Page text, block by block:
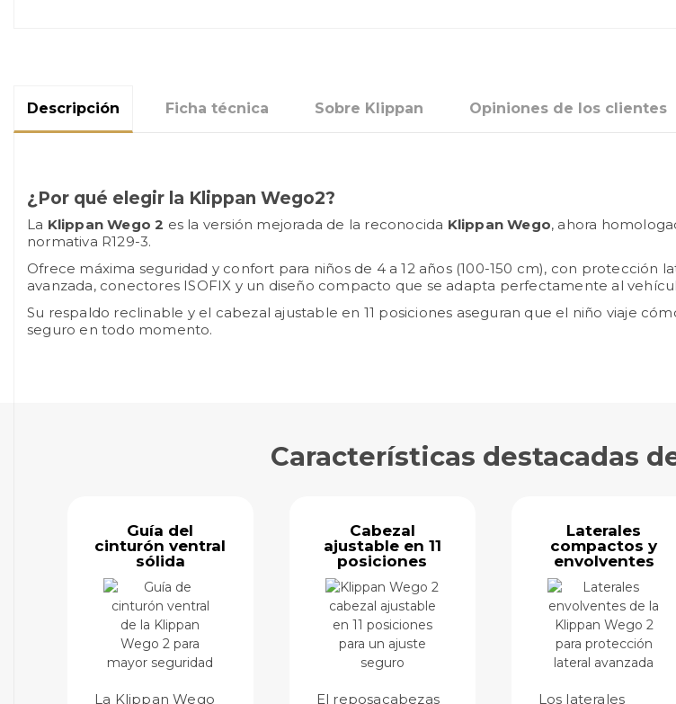
Descripción Ficha técnica Sobre Klippan Opiniones de los clientes
¿Por qué elegir la Klippan Wego2?
La Klippan Wego 2 es la versión mejorada de la reconocida Klippan Wego, ahora
normativa R129-3.
Ofrece máxima seguridad y confort para niños de 4 a 12 años (100-150 cm), con protección
avanzada, conectores ISOFIX y un diseño compacto que se adapta perfectamente al
Su respaldo reclinable y el cabezal ajustable en 11 posiciones aseguran que el niño viaje
seguro en todo momento.
Características destacadas
Guía del
cinturón ventral
sólida
La Klippan Wego
Cabezal
ajustable en 11
posiciones
El reposacabezas
Laterales
compactos y
envolventes
Los laterales